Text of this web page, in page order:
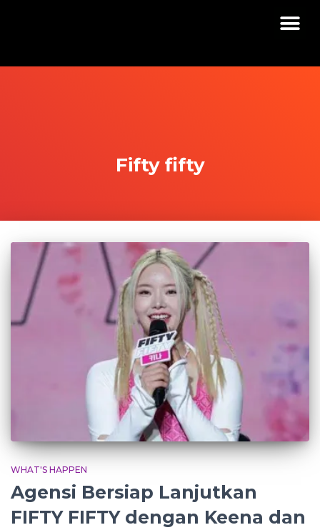
Fifty fifty
WHAT'S HAPPEN
Agensi Bersiap Lanjutkan
FIFTY FIFTY dengan Keena dan